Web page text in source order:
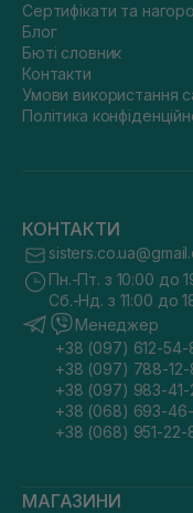
Сертифікати та
Блог
Бюті словник
Контакти
Умови використання
Політика
КОНТАКТИ
Пн.-Пт. з 10:00 до
Сб.-Нд. з 11:00 до
Менеджер
+38 (097) 612-54-
+38 (097) 788-12-
+38 (097) 983-41-
+38 (068) 693-
+38 (068) 951-22-
МАГАЗИНИ